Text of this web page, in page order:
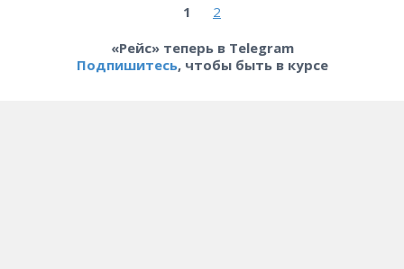
1
2
«Рейс» теперь в Telegram
Подпишитесь, чтобы быть в курсе